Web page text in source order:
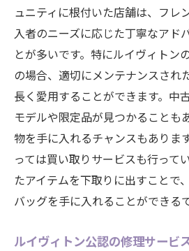
ュニティに根付いた店舗は、フレ
入者のニーズに応じた丁寧なアド
とが多いです。特にルイヴィトン
の場合、適切にメンテナンスされ
長く愛用することができます。中
モデルや限定品が見つかることも
物を手に入れるチャンスもありま
っては買い取りサービスも行って
たアイテムを下取りに出すことで
バッグを手に入れることができる
ルイヴィトン公認の修理サービ